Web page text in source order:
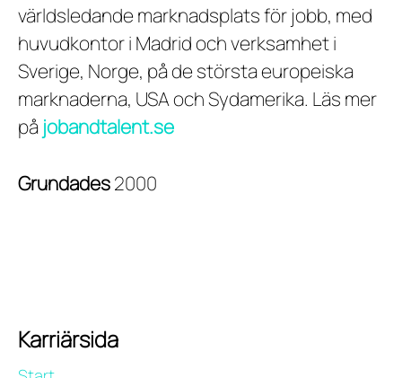
världsledande marknadsplats för jobb, med
huvudkontor i Madrid och verksamhet i
Sverige, Norge, på de största europeiska
marknaderna, USA och Sydamerika. Läs mer
på jobandtalent.se
Grundades2000
Karriärsida